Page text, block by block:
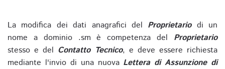
La modifica dei dati anagrafici del Proprietariodi un
nome a dominio .sm è competenza del Proprietario
stesso e del Contatto Tecnico, e deve essere richiesta
mediante l'invio di una nuova Lettera di Assunzione di